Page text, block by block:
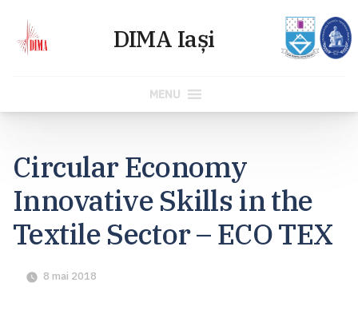
content
MENU
Circular Economy
Innovative Skills in the
Textile Sector – ECO TEX
8 mai 2018